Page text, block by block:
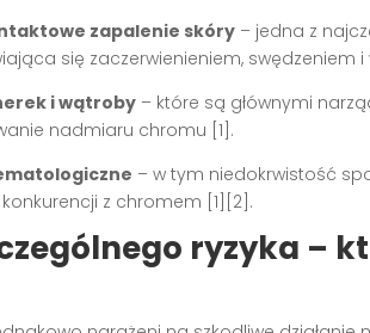
zapalenie skóry – jedna z
się zaczerwienieniem, swędzeniem i
i wątroby – które są głównymi
nadmiaru chromu [1].
– w tym niedokrwistość
z chromem [1][2].
ryzyka –